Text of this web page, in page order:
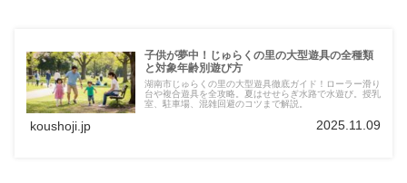
子供が夢中！じゅらくの里の大型遊具の全種類
と対象年齢別遊び方
湖南市じゅらくの里の大型遊具徹底ガイド！ローラー滑り
台や複合遊具を全攻略。夏はせせらぎ水路で水遊び。授乳
室、駐車場、混雑回避のコツまで解説。
koushoji.jp 2025.11.09